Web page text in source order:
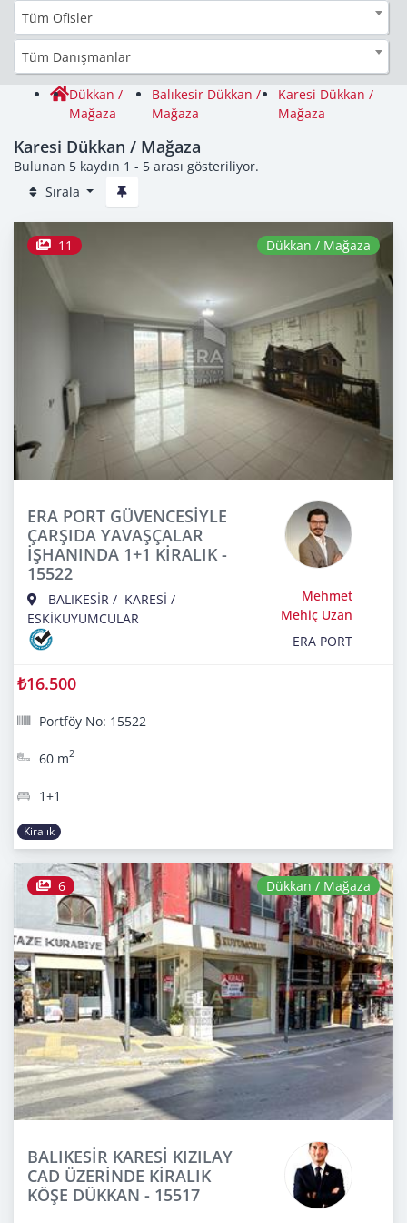
Tüm Ofisler
Tüm Danışmanlar
Dükkan /
Mağaza
Balıkesir Dükkan /
Mağaza
Karesi Dükkan /
Mağaza
Karesi Dükkan / Mağaza
Bulunan 5 kaydın 1 - 5 arası gösteriliyor.
Sırala
11 Dükkan / Mağaza
ERA PORT GÜVENCESİYLE
ÇARŞIDA YAVAŞÇALAR
İŞHANINDA 1+1 KİRALIK -
15522
BALIKESİR / KARESİ /
ESKİKUYUMCULAR
Mehmet
Mehiç Uzan
ERA PORT
₺16.500
Portföy No: 15522
60 m2
1+1
Kiralık
6 Dükkan / Mağaza
BALIKESİR KARESİ KIZILAY
CAD ÜZERİNDE KİRALIK
KÖŞE DÜKKAN - 15517